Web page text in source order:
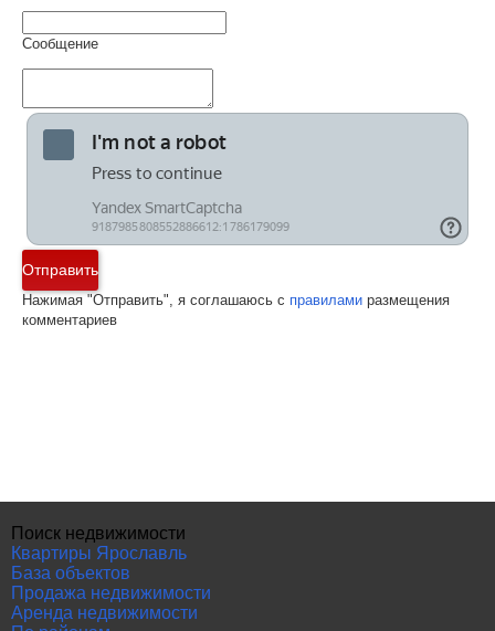
Сообщение
Отправить
Нажимая "Отправить", я соглашаюсь с правилами размещения
комментариев
Поиск недвижимости
Квартиры Ярославль
База объектов
Продажа недвижимости
Аренда недвижимости